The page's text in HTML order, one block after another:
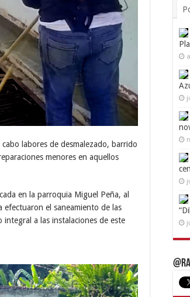
labores de desmalezado, barrido
menores en aquellos
en la parroquia Miguel Peña, al
efectuaron el saneamiento de las
a las instalaciones de este